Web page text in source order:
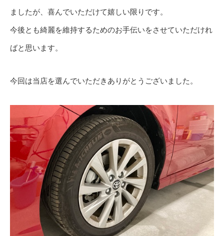
ましたが、喜んでいただけて嬉しい限りです。
今後とも綺麗を維持するためのお手伝いをさせていただけれ
ばと思います。
今回は当店を選んでいただきありがとうございました。